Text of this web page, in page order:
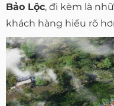
Bảo Lộc, đi kèm là
khách hàng hiểu rõ